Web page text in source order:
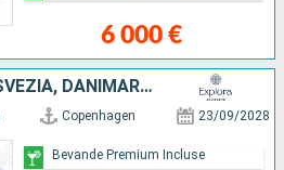
6 000 €
FINLANDIA, ESTONIA, SVEZIA, DANIMARCA, NORVEGIA, GERMANIA, REGNO UNITO
Copenhagen 23/09/2028
Bevande Premium Incluse